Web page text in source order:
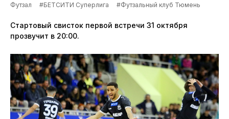
Футзал
#БЕТСИТИ Суперлига #Футзальный клуб Тюмень
Стартовый свисток первой встречи 31 октября
прозвучит в 20:00.